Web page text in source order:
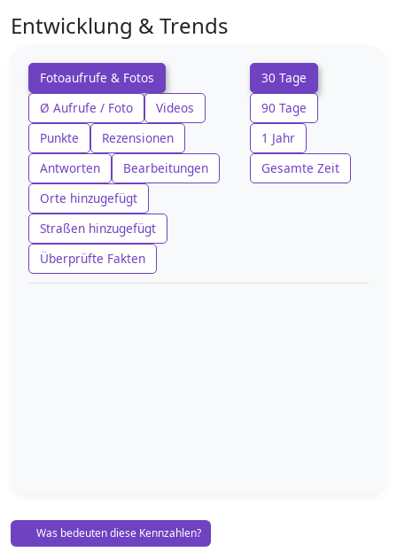
Entwicklung & Trends
Fotoaufrufe & Fotos
Ø Aufrufe / Foto
Videos
Punkte
Rezensionen
Antworten
Bearbeitungen
Orte hinzugefügt
Straßen hinzugefügt
Überprüfte Fakten
30 Tage
90 Tage
1 Jahr
Gesamte Zeit
Was bedeuten diese Kennzahlen?